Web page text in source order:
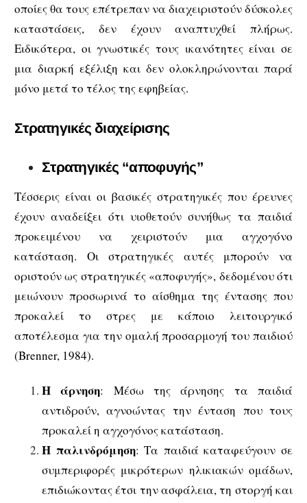
οποίες θα τους επέτρεπαν να διαχειριστούν δύσκολες
καταστάσεις, δεν έχουν αναπτυχθεί πλήρως.
Ειδικότερα, οι γνωστικές τους ικανότητες είναι σε
μια διαρκή εξέλιξη και δεν ολοκληρώνονται παρά
μόνο μετά το τέλος της εφηβείας.
Στρατηγικές διαχείρισης
Στρατηγικές “αποφυγής”
Τέσσερις είναι οι βασικές στρατηγικές που έρευνες
έχουν αναδείξει ότι υιοθετούν συνήθως τα παιδιά
προκειμένου να χειριστούν μια αγχογόνο
κατάσταση. Οι στρατηγικές αυτές μπορούν να
οριστούν ως στρατηγικές «αποφυγής», δεδομένου ότι
μειώνουν προσωρινά το αίσθημα της έντασης που
προκαλεί το στρες με κάποιο λειτουργικό
αποτέλεσμα για την ομαλή προσαρμογή του παιδιού
(Brenner, 1984).
Η άρνηση: Μέσω της άρνησης τα παιδιά
αντιδρούν, αγνοώντας την ένταση που τους
προκαλεί η αγχογόνος κατάσταση.
Η παλινδρόμηση: Τα παιδιά καταφεύγουν σε
συμπεριφορές μικρότερων ηλικιακών ομάδων,
επιδιώκοντας έτσι την ασφάλεια, τη στοργή και